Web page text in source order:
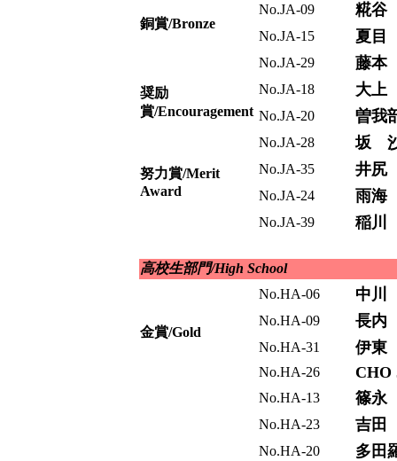
銅賞/Bronze
No.JA-09 糀谷
No.JA-15 夏目
No.JA-29 藤本
奨励
賞/Encouragement
No.JA-18 大上
No.JA-20 曽我
努力賞/Merit
Award
No.JA-28 坂
No.JA-35 井
No.JA-24 雨海
No.JA-39 稲川
高校生部門/High School
金賞/Gold
No.HA-06 中川
No.HA-09 長内
No.HA-31 伊東
No.HA-26 CHO
No.HA-13 篠永
No.HA-23 吉田
No.HA-20 多田